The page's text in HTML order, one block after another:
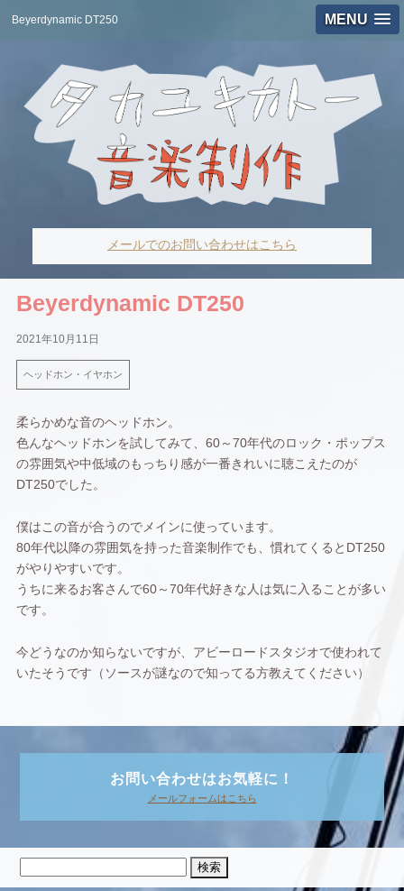
MENU
Beyerdynamic DT250
メールでのお問い合わせはこちら
Beyerdynamic DT250
2021年10月11日
ヘッドホン・イヤホン
柔らかめな音のヘッドホン。
色んなヘッドホンを試してみて、60～70年代のロック・ポップス
の雰囲気や中低域のもっちり感が一番きれいに聴こえたのが
DT250でした。
僕はこの音が合うのでメインに使っています。
80年代以降の雰囲気を持った音楽制作でも、慣れてくるとDT250
がやりやすいです。
うちに来るお客さんで60～70年代好きな人は気に入ることが多い
です。
今どうなのか知らないですが、アビーロードスタジオで使われて
いたそうです（ソースが謎なので知ってる方教えてください）
お問い合わせはお気軽に！
メールフォームはこちら
検
索: